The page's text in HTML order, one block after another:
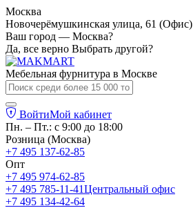
Москва
Новочерёмушкинская улица, 61 (Офис)
Ваш город — Москва?
Да, все верно Выбрать другой?
Мебельная фурнитура в Москве
ВойтиМой кабинет
Пн. – Пт.: с 9:00 до 18:00
Розница (Москва)
+7 495 137-62-85
Опт
+7 495 974-62-85
+7 495 785-11-41Центральный офис
+7 495 134-42-64